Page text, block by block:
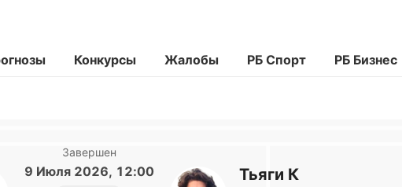
Конкурсы Жалобы РБ Спорт РБ Бизнес
Завершен
9 Июля 2026, 12:00 Тьяги К